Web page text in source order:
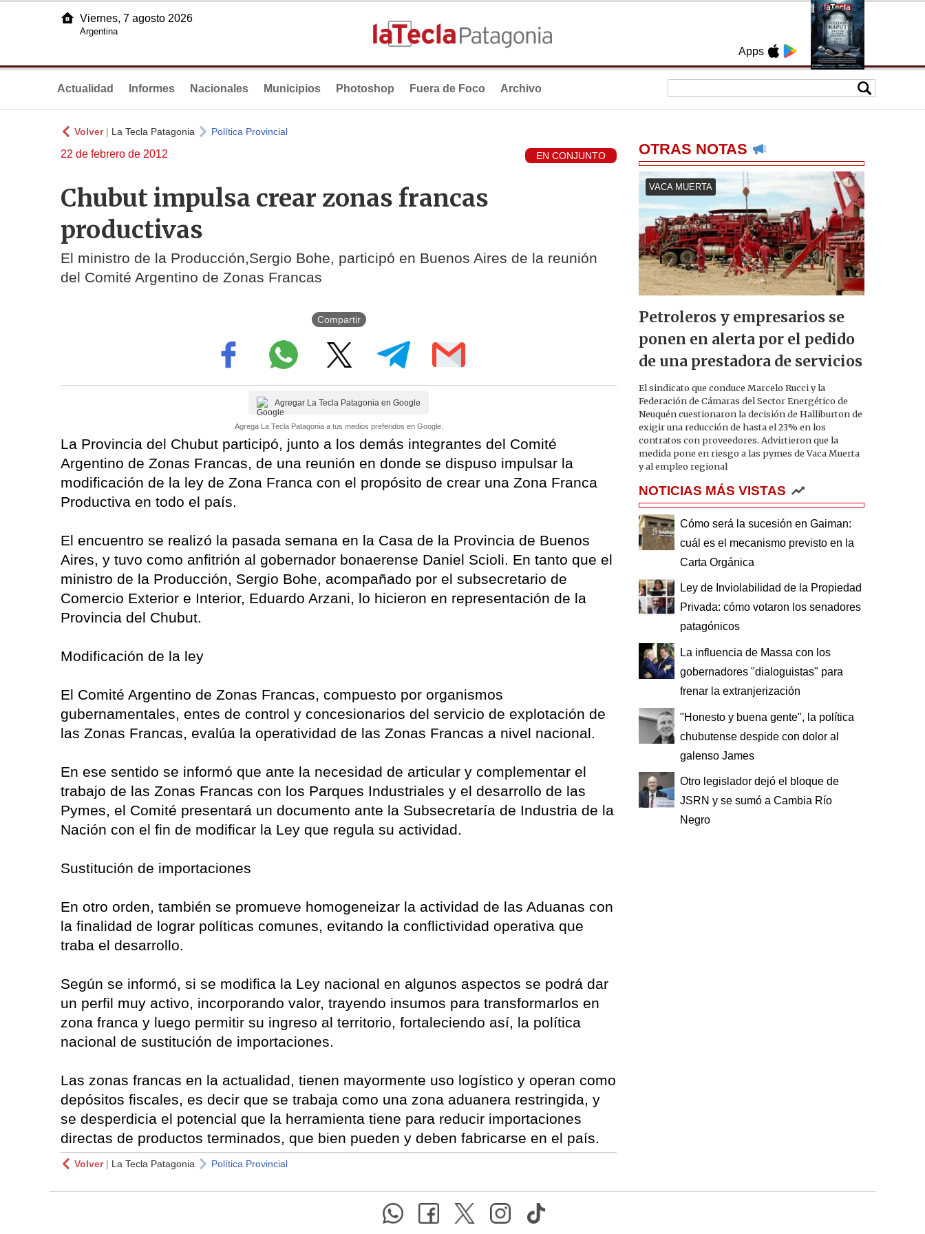
Apps
Viernes, 7 agosto 2026
Argentina
Actualidad Informes Nacionales Municipios Photoshop Fuera de Foco Archivo
Volver| La Tecla Patagonia Política Provincial
22 de febrero de 2012 EN CONJUNTO
Chubut impulsa crear zonas francas
productivas
El ministro de la Producción,Sergio Bohe, participó en Buenos Aires de la reunión
del Comité Argentino de Zonas Francas
Compartir
Agregar La Tecla Patagonia en Google
Agrega La Tecla Patagonia a tus medios preferidos en Google.
La Provincia del Chubut participó, junto a los demás integrantes del Comité
Argentino de Zonas Francas, de una reunión en donde se dispuso impulsar la
modificación de la ley de Zona Franca con el propósito de crear una Zona Franca
Productiva en todo el país.
El encuentro se realizó la pasada semana en la Casa de la Provincia de Buenos
Aires, y tuvo como anfitrión al gobernador bonaerense Daniel Scioli. En tanto que el
ministro de la Producción, Sergio Bohe, acompañado por el subsecretario de
Comercio Exterior e Interior, Eduardo Arzani, lo hicieron en representación de la
Provincia del Chubut.
Modificación de la ley
El Comité Argentino de Zonas Francas, compuesto por organismos
gubernamentales, entes de control y concesionarios del servicio de explotación de
las Zonas Francas, evalúa la operatividad de las Zonas Francas a nivel nacional.
En ese sentido se informó que ante la necesidad de articular y complementar el
trabajo de las Zonas Francas con los Parques Industriales y el desarrollo de las
Pymes, el Comité presentará un documento ante la Subsecretaría de Industria de la
Nación con el fin de modificar la Ley que regula su actividad.
Sustitución de importaciones
En otro orden, también se promueve homogeneizar la actividad de las Aduanas con
la finalidad de lograr políticas comunes, evitando la conflictividad operativa que
traba el desarrollo.
Según se informó, si se modifica la Ley nacional en algunos aspectos se podrá dar
un perfil muy activo, incorporando valor, trayendo insumos para transformarlos en
zona franca y luego permitir su ingreso al territorio, fortaleciendo así, la política
nacional de sustitución de importaciones.
Las zonas francas en la actualidad, tienen mayormente uso logístico y operan como
depósitos fiscales, es decir que se trabaja como una zona aduanera restringida, y
se desperdicia el potencial que la herramienta tiene para reducir importaciones
directas de productos terminados, que bien pueden y deben fabricarse en el país.
Volver| La Tecla Patagonia Política Provincial
OTRAS NOTAS
VACA MUERTA
Petroleros y empresarios se
ponen en alerta por el pedido
de una prestadora de servicios
El sindicato que conduce Marcelo Rucci y la
Federación de Cámaras del Sector Energético de
Neuquén cuestionaron la decisión de Halliburton de
exigir una reducción de hasta el 23% en los
contratos con proveedores. Advirtieron que la
medida pone en riesgo a las pymes de Vaca Muerta
y al empleo regional
NOTICIAS MÁS VISTAS
Cómo será la sucesión en Gaiman:
cuál es el mecanismo previsto en la
Carta Orgánica
Ley de Inviolabilidad de la Propiedad
Privada: cómo votaron los senadores
patagónicos
La influencia de Massa con los
gobernadores "dialoguistas" para
frenar la extranjerización
"Honesto y buena gente", la política
chubutense despide con dolor al
galenso James
Otro legislador dejó el bloque de
JSRN y se sumó a Cambia Río
Negro